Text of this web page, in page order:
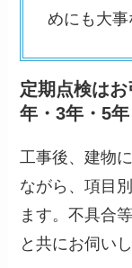
めにも大事
定期点検は
年・3年・5年
工事後、建物
ながら、項目
ます。不具合
と共にお伺い